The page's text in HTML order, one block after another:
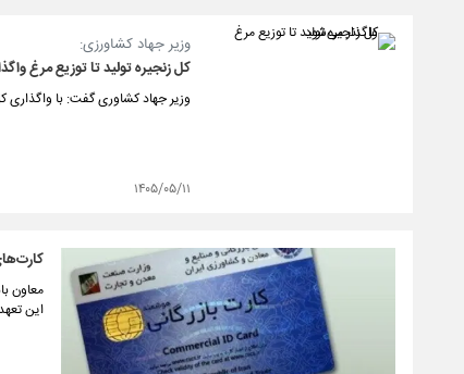
وزیر جهاد کشاورزی:
کل زنجیره تولید تا توزیع مرغ
وزیر جهاد کشاوری گفت: با
۱۴۰۵/۰۵/۱۱
این